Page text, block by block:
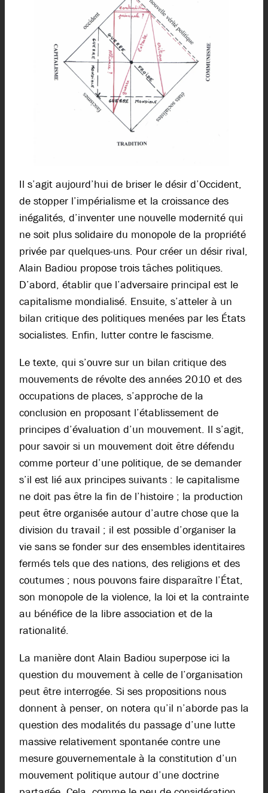
Il s’agit aujourd’hui de briser le désir d’Occident,
de stopper l’impérialisme et la croissance des
inégalités, d’inventer une nouvelle modernité qui
ne soit plus solidaire du monopole de la propriété
privée par quelques-uns. Pour créer un désir rival,
Alain Badiou propose trois tâches politiques.
D’abord, établir que l’adversaire principal est le
capitalisme mondialisé. Ensuite, s’atteler à un
bilan critique des politiques menées par les États
socialistes. Enfin, lutter contre le fascisme.
Le texte, qui s’ouvre sur un bilan critique des
mouvements de révolte des années 2010 et des
occupations de places, s’approche de la
conclusion en proposant l’établissement de
principes d’évaluation d’un mouvement. Il s’agit,
pour savoir si un mouvement doit être défendu
comme porteur d’une politique, de se demander
s’il est lié aux principes suivants : le capitalisme
ne doit pas être la fin de l’histoire ; la production
peut être organisée autour d’autre chose que la
division du travail ; il est possible d’organiser la
vie sans se fonder sur des ensembles identitaires
fermés tels que des nations, des religions et des
coutumes ; nous pouvons faire disparaître l’État,
son monopole de la violence, la loi et la contrainte
au bénéfice de la libre association et de la
rationalité.
La manière dont Alain Badiou superpose ici la
question du mouvement à celle de l’organisation
peut être interrogée. Si ses propositions nous
donnent à penser, on notera qu’il n’aborde pas la
question des modalités du passage d’une lutte
massive relativement spontanée contre une
mesure gouvernementale à la constitution d’un
mouvement politique autour d’une doctrine